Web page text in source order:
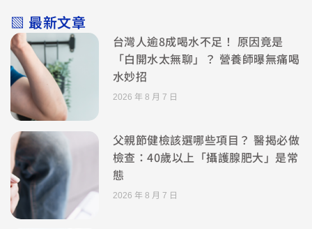
▧ 最新文章
台灣人逾8成喝水不足！ 原因竟是
「白開水太無聊」？ 營養師曝無痛喝
水妙招
2026 年 8 月 7 日
父親節健檢該選哪些項目？ 醫揭必做
檢查：40歲以上「攝護腺肥大」是常
態
2026 年 8 月 7 日